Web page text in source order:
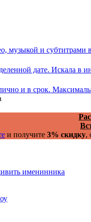
музыкой и
дате. Искала в
и в срок.
и получите 3% скидку,
именинника